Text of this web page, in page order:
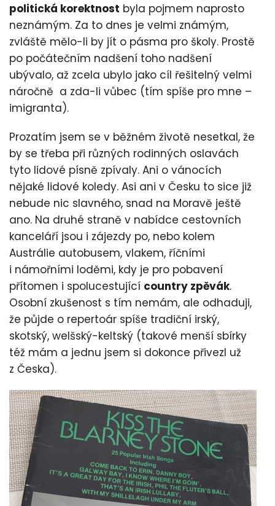
politická korektnost byla pojmem naprosto
neznámým. Za to dnes je velmi známým,
zvláště mělo-li by jít o pásma pro školy. Prostě
po počátečním nadšení toho nadšení
ubývalo, až zcela ubylo jako cíl řešitelný velmi
náročně a zda-li vůbec (tím spíše pro mne –
imigranta).
Prozatím jsem se v běžném životě nesetkal, že
by se třeba při různých rodinných oslavách
tyto lidové písně zpívaly. Ani o vánocích
nějaké lidové koledy. Asi ani v Česku to sice již
nebude nic slavného, snad na Moravě ještě
ano. Na druhé straně v nabídce cestovních
kanceláří jsou i zájezdy po, nebo kolem
Austrálie autobusem, vlakem, říčními
i námořními loděmi, kdy je pro pobavení
přítomen i spolucestující country zpěvák.
Osobní zkušenost s tím nemám, ale odhaduji,
že půjde o repertoár spíše tradiční irský,
skotský, welšský-keltský (takové menší sbírky
též mám a jednu jsem si dokonce přivezl už
z Česka).